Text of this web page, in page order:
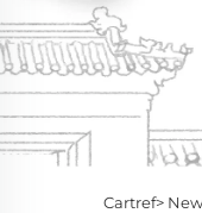
Cartref>